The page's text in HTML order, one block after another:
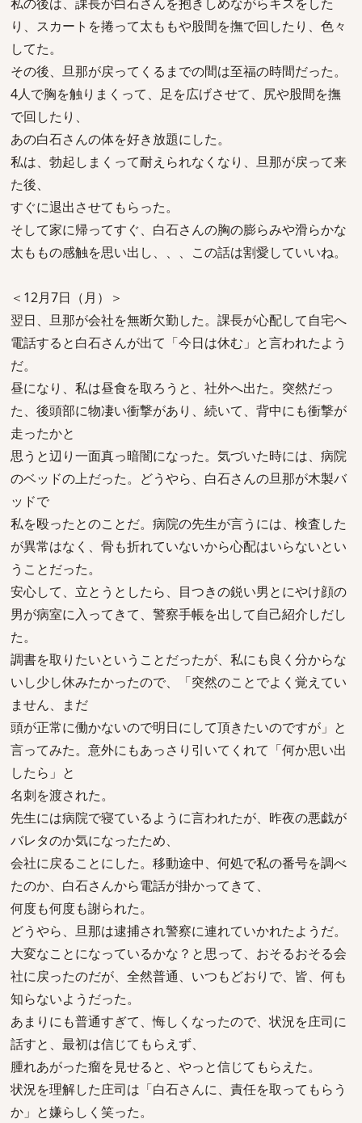
り、スカートを捲って太ももや股間を撫で回したり、色々
してた。
その後、旦那が戻ってくるまでの間は至福の時間だった。
4人で胸を触りまくって、足を広げさせて、尻や股間を撫
で回したり、
あの白石さんの体を好き放題にした。
私は、勃起しまくって耐えられなくなり、旦那が戻って来
た後、
すぐに退出させてもらった。
そして家に帰ってすぐ、白石さんの胸の膨らみや滑らかな
太ももの感触を思い出し、、、この話は割愛していいね。
＜12月7日（月）＞
翌日、旦那が会社を無断欠勤した。課長が心配して自宅へ
電話すると白石さんが出て「今日は休む」と言われたよう
だ。
昼になり、私は昼食を取ろうと、社外へ出た。突然だっ
た、後頭部に物凄い衝撃があり、続いて、背中にも衝撃が
走ったかと
思うと辺り一面真っ暗闇になった。気づいた時には、病院
のベッドの上だった。どうやら、白石さんの旦那が木製バ
ッドで
私を殴ったとのことだ。病院の先生が言うには、検査した
が異常はなく、骨も折れていないから心配はいらないとい
うことだった。
安心して、立とうとしたら、目つきの鋭い男とにやけ顔の
男が病室に入ってきて、警察手帳を出して自己紹介しだし
た。
調書を取りたいということだったが、私にも良く分からな
いし少し休みたかったので、「突然のことでよく覚えてい
ません、まだ
頭が正常に働かないので明日にして頂きたいのですが」と
言ってみた。意外にもあっさり引いてくれて「何か思い出
したら」と
名刺を渡された。
先生には病院で寝ているように言われたが、昨夜の悪戯が
バレタのか気になったため、
会社に戻ることにした。移動途中、何処で私の番号を調べ
たのか、白石さんから電話が掛かってきて、
何度も何度も謝られた。
どうやら、旦那は逮捕され警察に連れていかれたようだ。
大変なことになっているかな？と思って、おそるおそる会
社に戻ったのだが、全然普通、いつもどおりで、皆、何も
知らないようだった。
あまりにも普通すぎて、悔しくなったので、状況を庄司に
話すと、最初は信じてもらえず、
腫れあがった瘤を見せると、やっと信じてもらえた。
状況を理解した庄司は「白石さんに、責任を取ってもらう
か」と嫌らしく笑った。